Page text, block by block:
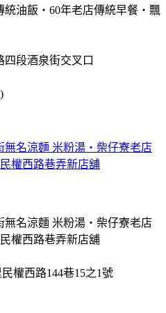
統油飯‧60年老店傳統早餐‧飄
段酒泉街交叉口
名涼麵 米粉湯‧柴仔寮老店
權西路巷弄新店舖
名涼麵 米粉湯‧柴仔寮老店
權西路巷弄新店舖
權西路144巷15之1號